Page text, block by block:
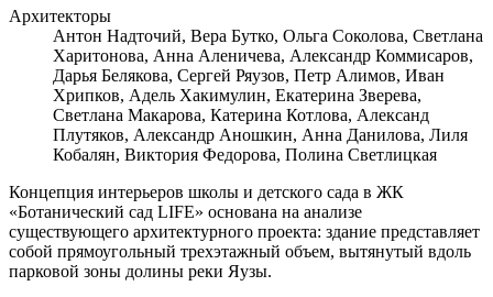
Архитекторы
Антон Надточий, Вера Бутко, Ольга Соколова, Светлана
Харитонова, Анна Аленичева, Александр Коммисаров,
Дарья Белякова, Сергей Ряузов, Петр Алимов, Иван
Хрипков, Адель Хакимулин, Екатерина Зверева,
Светлана Макарова, Катерина Котлова, Александ
Плутяков, Александр Аношкин, Анна Данилова, Лиля
Кобалян, Виктория Федорова, Полина Светлицкая
Концепция интерьеров школы и детского сада в ЖК
«Ботанический сад LIFE» основана на анализе
существующего архитектурного проекта: здание представляет
собой прямоугольный трехэтажный объем, вытянутый вдоль
парковой зоны долины реки Яузы.